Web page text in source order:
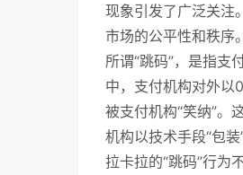
现象引发了广泛关注
市场的公平性和秩序。
所谓“跳码”，是指支
中，支付机构对外以
被支付机构“笑纳”。
机构以技术手段“包
拉卡拉的“跳码”行为